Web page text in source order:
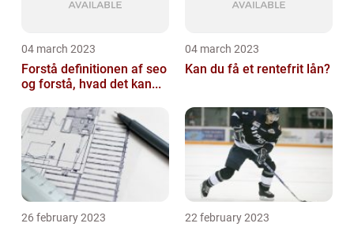
04 march 2023
Forstå definitionen af seo
og forstå, hvad det kan...
04 march 2023
Kan du få et rentefrit lån?
26 february 2023 22 february 2023